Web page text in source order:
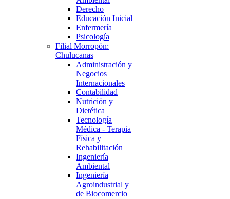
Derecho
Educación Inicial
Enfermería
Psicología
Filial Morropón:
Chulucanas
Administración y
Negocios
Internacionales
Contabilidad
Nutrición y
Dietética
Tecnología
Médica - Terapia
Física y
Rehabilitación
Ingeniería
Ambiental
Ingeniería
Agroindustrial y
de Biocomercio